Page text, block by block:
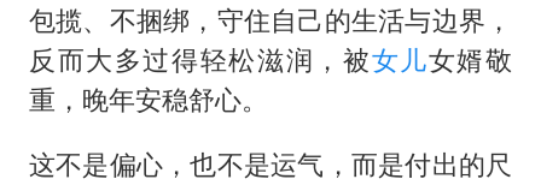
董璇小酒窝朵朵为佟丽娅庆生
人民的健康、体质、幸福一脉相承
包揽、不捆绑，守住自己的生活与边界，
反而大多过得轻松滋润，被女儿女婿敬
重，晚年安稳舒心。
这不是偏心，也不是运气，而是付出的尺